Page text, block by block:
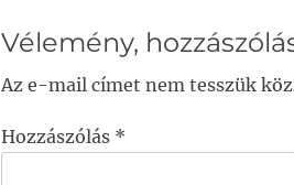
k
Vélemény,
Az e-mail címet nem tesszük
Hozzászólás *